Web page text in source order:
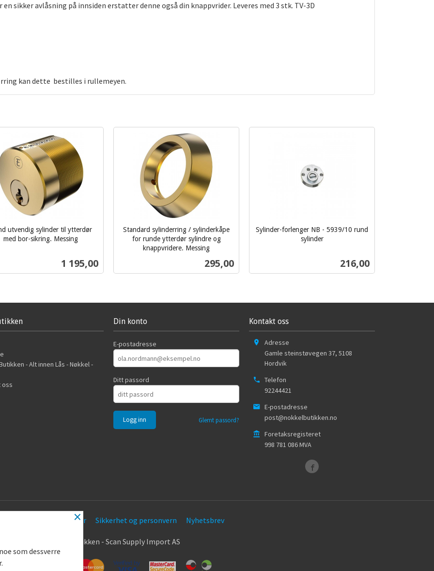
sikker avlåsning på innsiden erstatter denne også din knappvrider. Leveres med 3 stk. TV-3D
kan dette bestilles i rullemeyen.
utvendig sylinder til ytterdør
med bor-sikring. Messing
Pris
1 195,00
Standard sylinderring / sylinderkåpe
for runde ytterdør sylindre og
knappvridere. Messing
Pris
295,00
Sylinder-forlenger NB - 5939/10 rund
sylinder
Pris
216,00
- Alt innen Lås - Nøkkel -
oss
Din konto
E-postadresse
Ditt passord
Glemt passord?
Kontakt oss
Adresse
Gamle steinstøvegen 37, 5108
Hordvik
Telefon
92244421
E-postadresse
post@nokkelbutikken.no
Foretaksregisteret
998 781 086 MVA
Kjøpsbetingelser Sikkerhet og personvern Nyhetsbrev
© Nøkkel Butikken - Scan Supply Import AS
×
som dessverre